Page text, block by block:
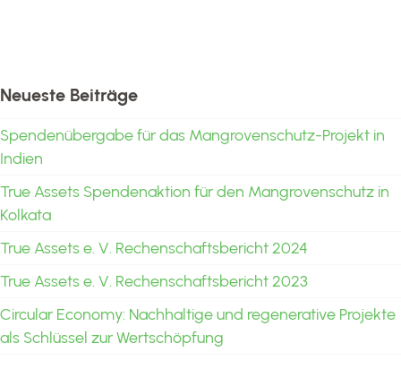
Neueste Beiträge
Spendenübergabe für das Mangrovenschutz-Projekt in
Indien
True Assets Spendenaktion für den Mangrovenschutz in
Kolkata
True Assets e. V. Rechenschaftsbericht 2024
True Assets e. V. Rechenschaftsbericht 2023
Circular Economy: Nachhaltige und regenerative Projekte
als Schlüssel zur Wertschöpfung